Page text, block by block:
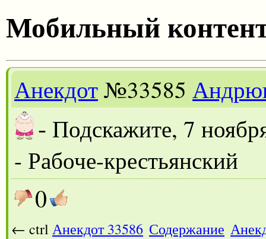
Мобильный
Анекдот№33585
- Подскажите, 7
- Рабоче-крестьянский
0
← ctrl Анекдот 33586 Содержание